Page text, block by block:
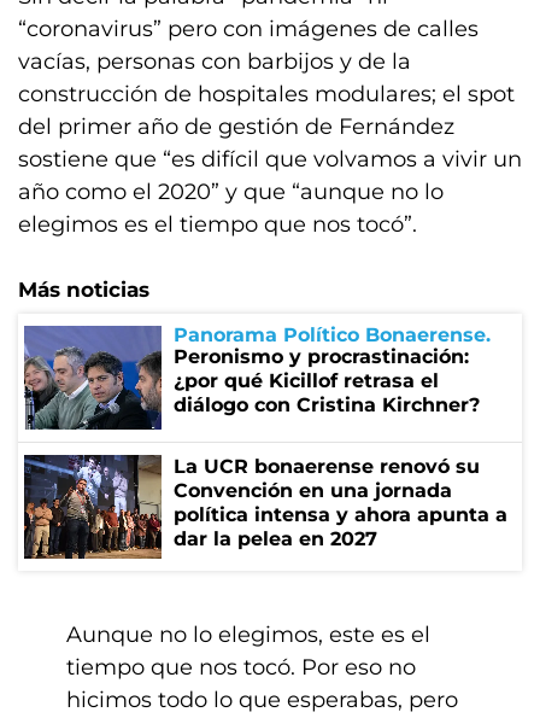
“coronavirus” pero con imágenes de calles
vacías, personas con barbijos y de la
construcción de hospitales modulares; el spot
del primer año de gestión de Fernández
sostiene que “es difícil que volvamos a vivir un
año como el 2020” y que “aunque no lo
elegimos es el tiempo que nos tocó”.
Más noticias
Panorama Político Bonaerense
Peronismo y procrastinación:
¿por qué Kicillof retrasa el
diálogo con Cristina Kirchner?
La UCR bonaerense renovó su
Convención en una jornada
política intensa y ahora apunta a
dar la pelea en 2027
Aunque no lo elegimos, este es el
tiempo que nos tocó. Por eso no
hicimos todo lo que esperabas, pero